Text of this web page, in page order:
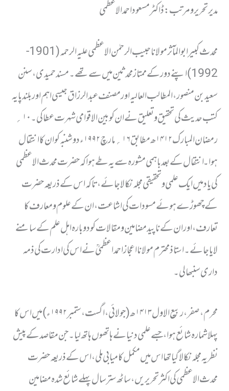
مدیر تحریر ومرتب : ڈاکٹر مسعود احمد الاعظمی
محدث کبیر ابوالمآثرمولانا حبیب الرحمٰن الاعظمی علیہ الرحمہ(1901-
1992) اپنے دور کےممتاز محدثین میں سے تھے۔ مسند حمیدی ، سنن
سعید بن منصور ، المطالب العالیہ اور مصنف عبدالرزاق جیسی اہم اور بلند پایہ
کتب حدیث کی تحقیق وتعلیق نے ان کو بین الاقوامی شہرت عطا کی ۔۱۰؍
رمضان المبارک ۱۴۱۲ھ مطابق ۱۶؍ مارچ ۱۹۹۲ء دوشنبہ کوان کا انتقال
ہوا ۔ انتقال کے بعدباہمی مشورہ سے یہ طے ہوا کہ حضرت محدث الاعظمی
کی یاد میں ایک علمی وتحقیقی مجلہ نکالا جائے ،تاکہ اس کے ذریعہ حضرت
کے چھوڑے ہوئے مسودات کی اشاعت ، ان کے علوم ومعارف کا
تعارف ، اور ان کے ناپید مضامین ومقالات کو دوبارہ اہل علم کے سامنے
لایا جائے۔ استاذ محترم مولانا اعجازاحمد اعظمیؒ نے اس کی ادارت کی ذمہ
داری سنبھالی۔
محرم ، صفر ، ربیع الاول ۱۴۱۳ھ ( جولائی ، اگست ، ستمبر ۱۹۹۲ء ) میں اس کا
پہلا شمارہ شائع ہوا،جسے علمی دنیا نے ہاتھوں ہاتھ لیا۔جن مقاصد کے پیش
نظر یہ مجلہ نکالا گیا تھا اس میں مکمل کامیابی ملی ،اس کے ذریعہ حضرت
محدث الاعظمی کی اکثر تحریریں ، ساٹھ ستر سال پہلے شائع شدہ مضامین